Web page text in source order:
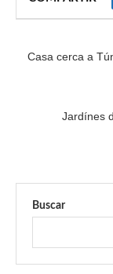
Casa cerca a
Jardínes
Buscar